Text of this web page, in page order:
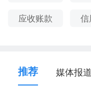
应收账款
推荐 媒体报道